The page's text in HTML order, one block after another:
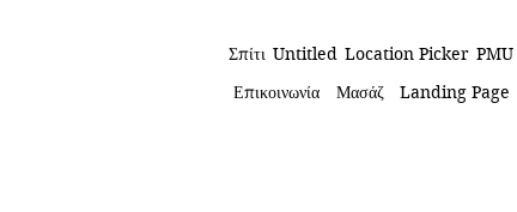
Σπίτι Untitled Location Picker
Επικοινωνία
Μασάζ Landing Page